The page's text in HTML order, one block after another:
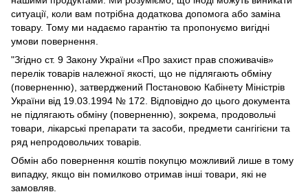
ситуації, коли вам потрібна додаткова допомога або заміна
товару. Тому ми надаємо гарантію та пропонуємо вигідні
умови повернення.
"Згідно ст. 9 Закону України «Про захист прав споживачів»
перелік товарів належної якості, що не підлягають обміну
(поверненню), затверджений Постановою Кабінету Міністрів
України від 19.03.1994 № 172. Відповідно до цього документа
не підлягають обміну (поверненню), зокрема, продовольчі
товари, лікарські препарати та засоби, предмети сангігієни та
ряд непродовольчих товарів.
Обмін або повернення коштів покупцю можливий лише в тому
випадку, якщо він помилково отримав інші товари, які не
замовляв.